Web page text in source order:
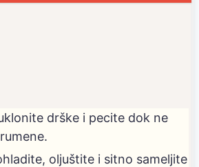
drške i pecite dok ne
oljuštite i sitno sameljite